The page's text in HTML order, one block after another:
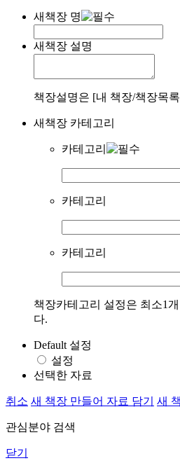
새책장 명
새책장 설명
책장설명은 [내 책장/책장목
새책장 카테고리
카테고리
카테고리
카테고리
책장카테고리 설정은 최소1
다.
Default 설정
설정
선택한 자료
취소 새 책장 만들어 자료 담기 새
관심분야 검색
닫기